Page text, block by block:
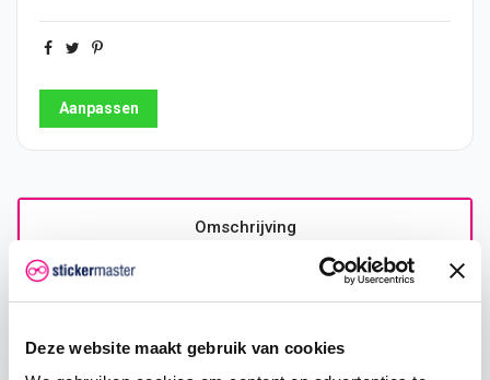
Deze website maakt gebruik van cookies
Aanpassen
Omschrijving
Houten Naambord Ovaal Chihuahua